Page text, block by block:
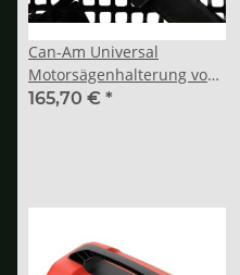
Can-Am Universal
Motorsägenhalterung von
Kolpin
165,70 € *